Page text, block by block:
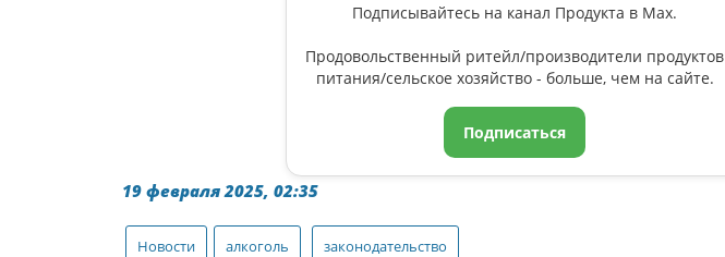
Подписывайтесь на канал Продукта в Max.
Продовольственный ритейл/производители продуктов
питания/сельское хозяйство - больше, чем на сайте.
Подписаться
19 февраля 2025, 02:35
Новости алкоголь законодательство